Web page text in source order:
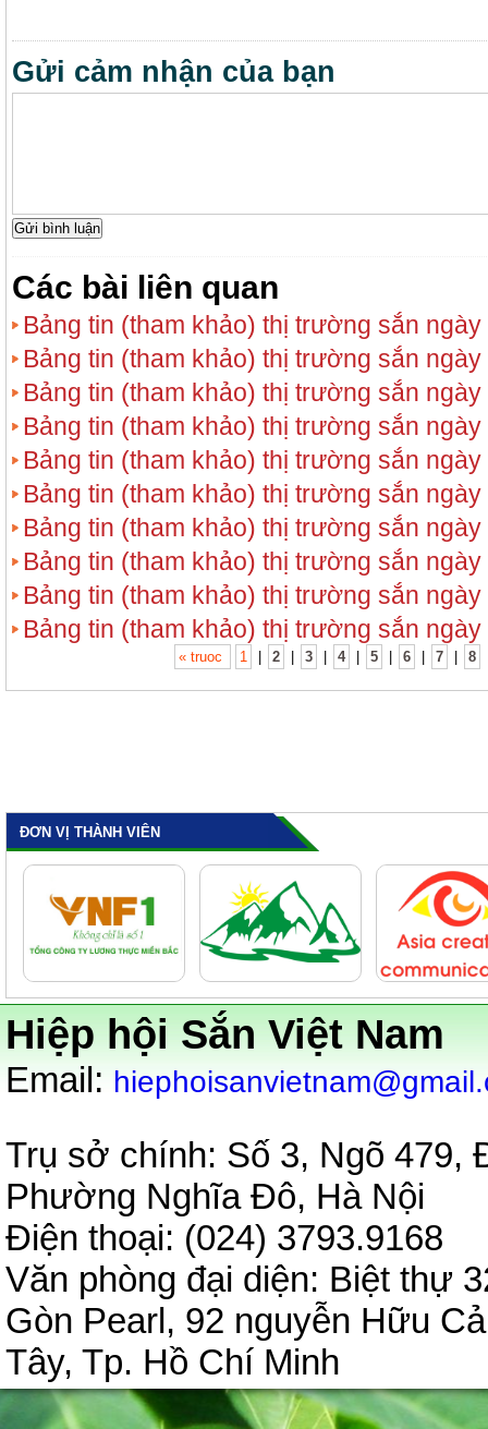
Gửi cảm nhận của bạn
Các bài liên quan
Bảng tin (tham khảo) thị trường sắn
Bảng tin (tham khảo) thị trường sắn
Bảng tin (tham khảo) thị trường sắn
Bảng tin (tham khảo) thị trường sắn
Bảng tin (tham khảo) thị trường sắn
Bảng tin (tham khảo) thị trường sắn
Bảng tin (tham khảo) thị trường sắn
Bảng tin (tham khảo) thị trường sắn
Bảng tin (tham khảo) thị trường sắn
Bảng tin (tham khảo) thị trường sắn
« truoc 1 2 3 4 5 6 7 8
ĐƠN VỊ THÀNH VIÊN
Hiệp hội Sắn Việt Nam
Email:
Trụ sở chính: Số 3, Ngõ 479,
Phường Nghĩa Đô, Hà Nội
Điện thoại: (024)
Văn phòng đại diện: Biệt thự
Gòn Pearl, 92 nguyễn Hữu
Tây, Tp. Hồ Chí Minh